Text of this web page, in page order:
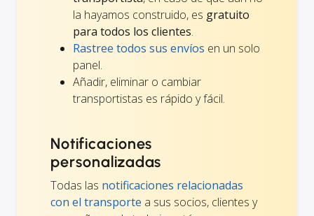
la hayamos construido, es gratuito
para todos los clientes.
Rastree todos sus envíos en un solo
panel.
Añadir, eliminar o cambiar
transportistas es rápido y fácil.
Notificaciones
personalizadas
Todas las notificaciones relacionadas
con el transporte a sus socios, clientes y